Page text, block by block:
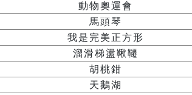
動物奧運會
馬頭琴
我是完美正方形
溜滑梯盪鞦韆
胡桃鉗
天鵝湖